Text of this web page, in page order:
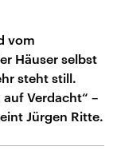
vom
Häuser selbst
steht still.
Verdacht“ –
Jürgen Ritte.